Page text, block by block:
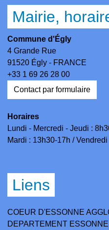
Mairie,
Commune d'Égly
4 Grande Rue
91520 Égly - FRANCE
+33 1 69 26 28 00
Contact par formulaire
Horaires
Lundi - Mercredi - Jeudi :
Mardi : 13h30-17h /
Liens
COEUR D'ESSONNE
DEPARTEMENT ESSONNE